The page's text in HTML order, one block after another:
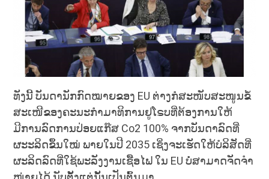
ທັງນີ້ ບັນດານັກກົດໝາຍຂອງ EU ຕ່າງກໍສະໜັບສະໜູນຂໍ້
ສະເໜີຂອງຄະນະກໍາມາທິການຢູໂຣບທີ່ຕ້ອງການໃຫ້
ມີການລົດການປ່ອຍແກ໊ສ Co2 100% ຈາກບັນດາລົດທີ່
ຜະະລິດຂຶ້ນໃໝ່ ພາຍໃນປີ 2035 ເຊິ່ງຈະເຮັດໃຫ້ບໍລິສັດທີ່
ຜະລິດລົດທີ່ໃຊ້ພະລັງງານເຊື້ອໄຟ ໃນ EU ບໍ່ສາມາດຈັດຈໍາ